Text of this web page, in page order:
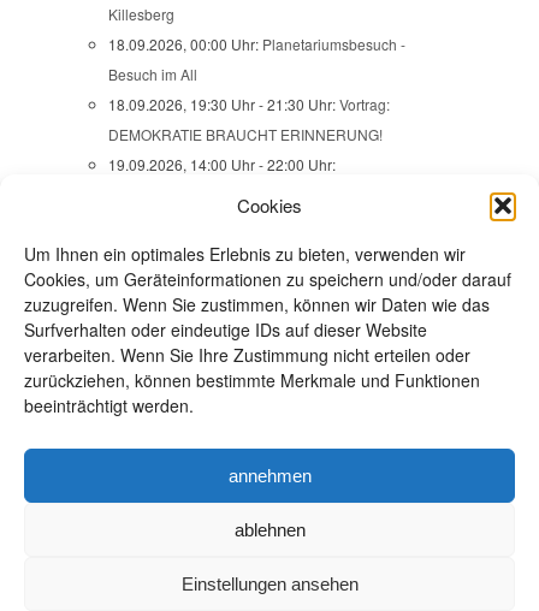
Cookies
Um Ihnen ein optimales Erlebnis zu bieten, verwenden wir
Cookies, um Geräteinformationen zu speichern und/oder darauf
zuzugreifen. Wenn Sie zustimmen, können wir Daten wie das
Surfverhalten oder eindeutige IDs auf dieser Website
verarbeiten. Wenn Sie Ihre Zustimmung nicht erteilen oder
zurückziehen, können bestimmte Merkmale und Funktionen
beeinträchtigt werden.
annehmen
ablehnen
Einstellungen ansehen
Killesberg
18.09.2026, 00:00 Uhr: Planetariumsbesuch -
Besuch im All
18.09.2026, 19:30 Uhr - 21:30 Uhr:Vortrag:
DEMOKRATIE BRAUCHT ERINNERUNG!
19.09.2026, 14:00 Uhr - 22:00 Uhr:
20.09.2026, 09:00 Uhr:Wanderung -
SCHÖNBUCH-SKULPTURENWEG / ÜBER
MAUREN NACH EHNINGEN
22.09.2026, 13:45 Uhr:
Ausstellungsbesuch -
VERBRECHEN AUS ZWEI JAHRHUNDERTEN
24.09.2026, 18:00 Uhr:
Naturfreundehaus Steinbergle mit SWINGSIZE XL